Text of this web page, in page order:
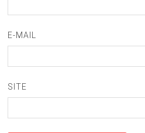
E-MAIL
SITE